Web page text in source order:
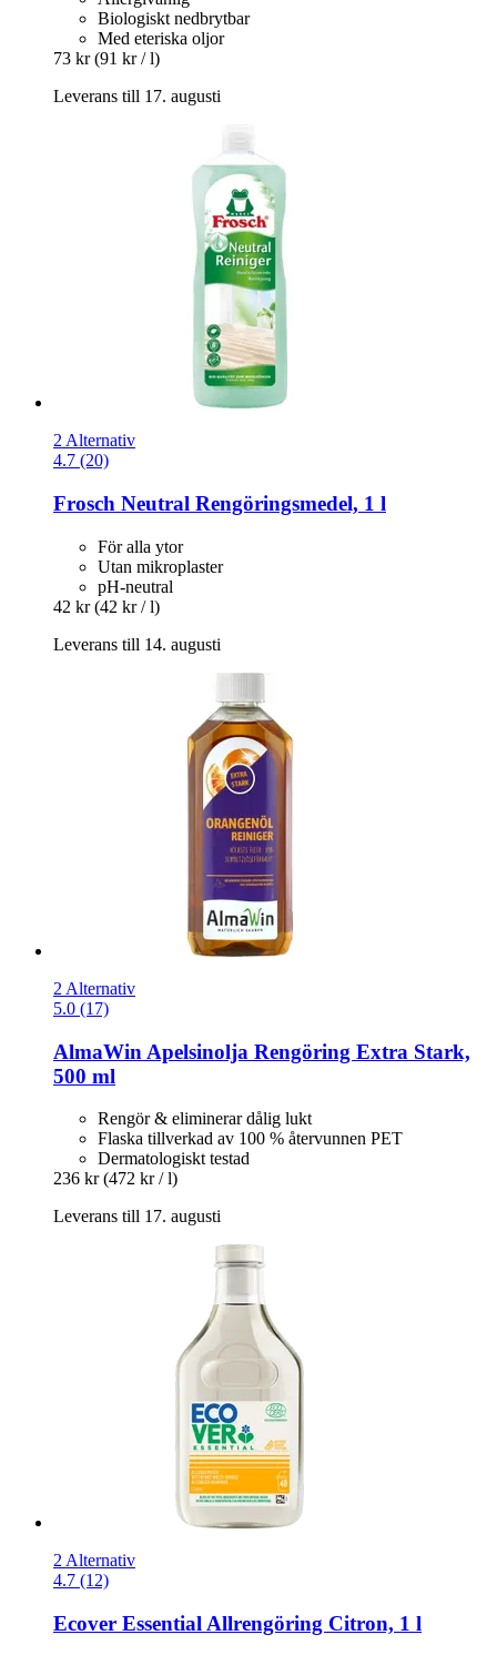
Biologiskt nedbrytbar
Med eteriska oljor
73 kr (91 kr / l)
Leverans till 17. augusti
2 Alternativ
4.7 (20)
Frosch Neutral Rengöringsmedel, 1 l
För alla ytor
Utan mikroplaster
pH-neutral
42 kr (42 kr / l)
Leverans till 14. augusti
2 Alternativ
5.0 (17)
AlmaWin Apelsinolja Rengöring Extra Stark,
500 ml
Rengör & eliminerar dålig lukt
Flaska tillverkad av 100 % återvunnen PET
Dermatologiskt testad
236 kr (472 kr / l)
Leverans till 17. augusti
2 Alternativ
4.7 (12)
Ecover Essential Allrengöring Citron, 1 l